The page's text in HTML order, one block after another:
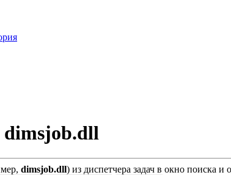
dimsjob.dll) из диспетчера задач в окно поиска